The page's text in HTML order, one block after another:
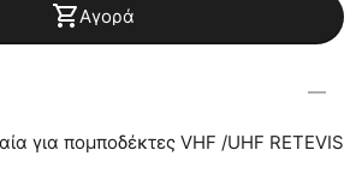
Αγορά
για πομποδέκτες VHF /UHF RETEVIS